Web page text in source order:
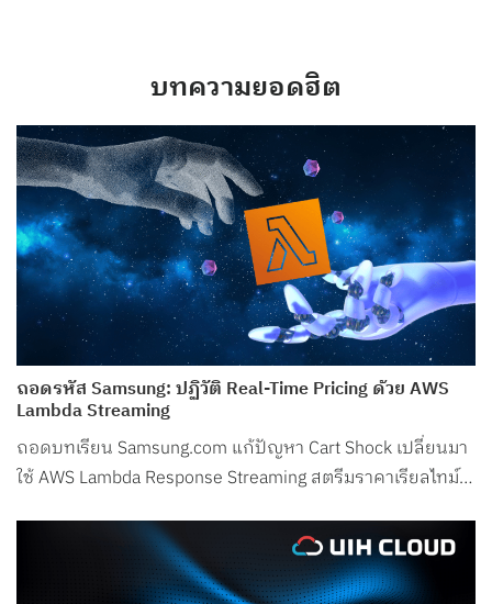
บทความยอดฮิต
ถอดรหัส Samsung: ปฏิวัติ Real-Time Pricing ด้วย AWS
Lambda Streaming
ถอดบทเรียน Samsung.com แก้ปัญหา Cart Shock เปลี่ยนมา
ใช้ AWS Lambda Response Streaming สตรีมราคาเรียลไทม์